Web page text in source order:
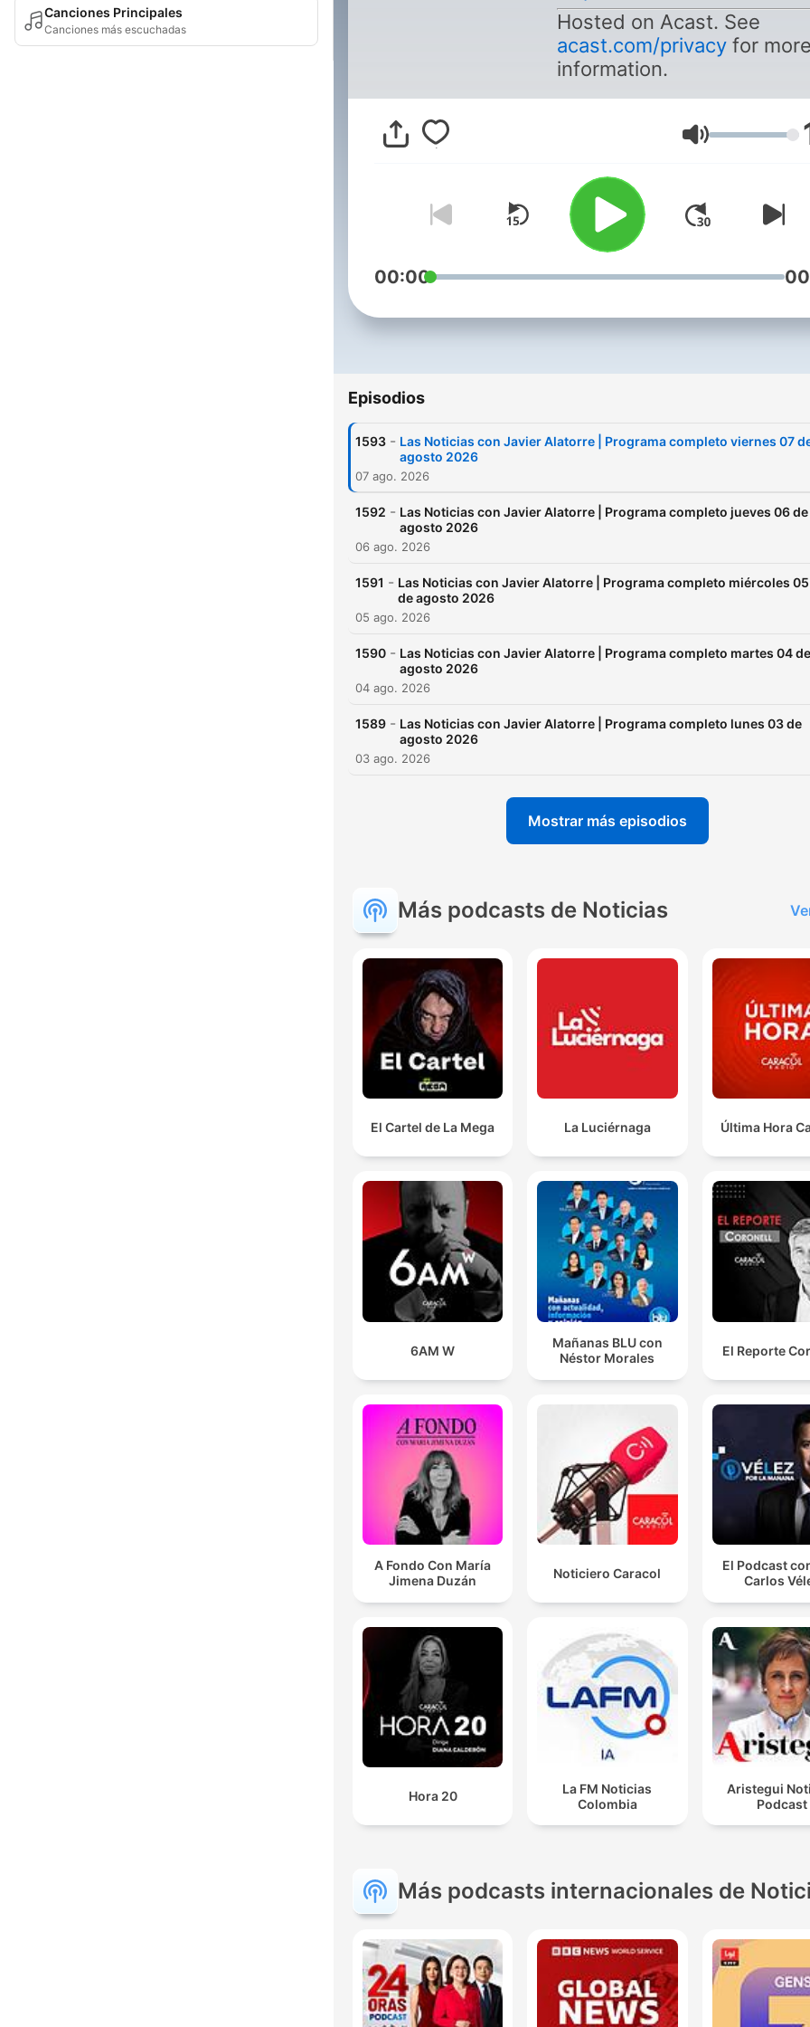
Canciones Principales
Canciones más escuchadas
Hosted on Acast. See
acast.com/privacyfor
information.
Volumen
00:00
Episodios
1593 - Las Noticias con Javier Alatorre | Programa completo viernes 07
agosto 2026
07 ago. 2026
1592 - Las Noticias con Javier Alatorre | Programa completo jueves 06 de
agosto 2026
06 ago. 2026
1591 - Las Noticias con Javier Alatorre | Programa completo miércoles 05
de agosto 2026
05 ago. 2026
1590 - Las Noticias con Javier Alatorre | Programa completo martes 04 de
agosto 2026
04 ago. 2026
1589 - Las Noticias con Javier Alatorre | Programa completo lunes 03 de
agosto 2026
03 ago. 2026
Mostrar más episodios
Más podcasts de Noticias
El Cartel de La Mega La Luciérnaga Última Hora
6AM W
Mañanas BLU con
Néstor Morales
El Reporte
A Fondo Con María
Jimena Duzán
Noticiero Caracol
El Podcast
Carlos
Hora 20
La FM Noticias
Colombia
Aristegui
Podcast
Más podcasts internacionales de